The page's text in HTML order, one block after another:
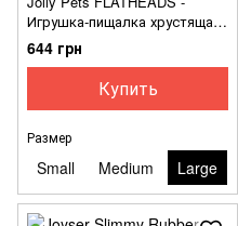
Игрушка-пищалка хрустящая
Игуана для собак
644 грн
Купить
Размер
Small Medium Large